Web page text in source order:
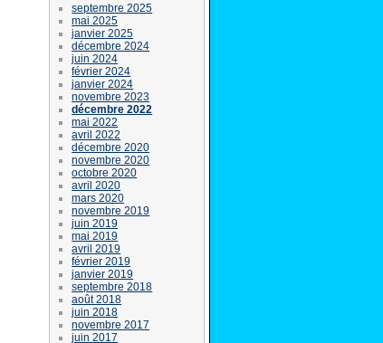
septembre 2025
mai 2025
janvier 2025
décembre 2024
juin 2024
février 2024
janvier 2024
novembre 2023
décembre 2022
mai 2022
avril 2022
décembre 2020
novembre 2020
octobre 2020
avril 2020
mars 2020
novembre 2019
juin 2019
mai 2019
avril 2019
février 2019
janvier 2019
septembre 2018
août 2018
juin 2018
novembre 2017
juin 2017